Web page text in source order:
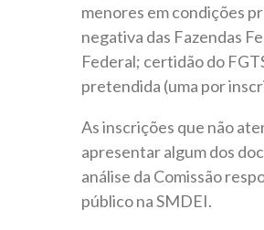
menores em condições
negativa das Fazendas
Federal; certidão do
pretendida (uma por
As inscrições que não
apresentar algum dos
análise da Comissão
público na SMDEI.